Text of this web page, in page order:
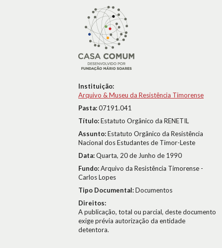
Instituição:
Arquivo & Museu da Resistência Timorense
Pasta:07191.041
Título:Estatuto Orgânico da RENETIL
Assunto:Estatuto Orgânico da Resistência
Nacional dos Estudantes de Timor-Leste
Data:Quarta, 20 de Junho de 1990
Fundo:Arquivo da Resistência Timorense -
Carlos Lopes
Tipo Documental:Documentos
Direitos:
A publicação, total ou parcial, deste documento
exige prévia autorização da entidade
detentora.